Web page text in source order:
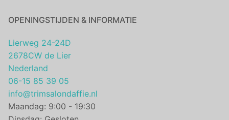
OPENINGSTIJDEN & INFORMATIE
Lierweg 24-24D
2678CW de Lier
Nederland
06-15 85 39 05
info@trimsalondaffie.nl
Maandag: 9:00 - 19:30